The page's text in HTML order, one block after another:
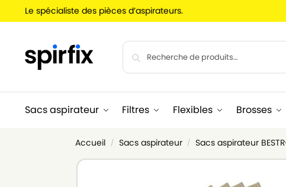
Le spécialiste des pièces d’aspirateurs.
Sacs aspirateur Filtres Flexibles Brosses
Accueil / Sacs aspirateur / Sacs aspirateur